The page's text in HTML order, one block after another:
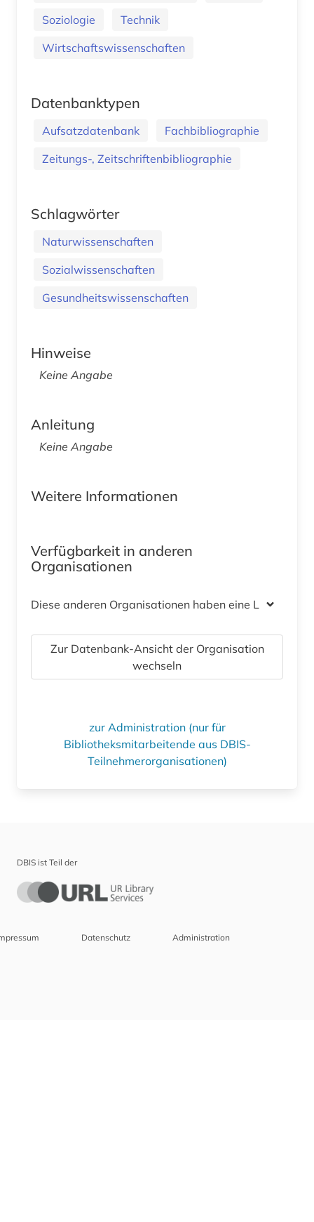
Soziologie
Technik
Wirtschaftswissenschaften
Datenbanktypen
Aufsatzdatenbank
Fachbibliographie
Zeitungs-, Zeitschriftenbibliographie
Schlagwörter
Naturwissenschaften
Sozialwissenschaften
Gesundheitswissenschaften
Hinweise
Keine Angabe
Anleitung
Keine Angabe
Weitere Informationen
Verfügbarkeit in anderen
Organisationen
Diese anderen Organisationen haben eine Lizenz
Zur Datenbank-Ansicht der Organisation
wechseln
zur Administration (nur für
Bibliotheksmitarbeitende aus DBIS-
Teilnehmerorganisationen)
DBIS ist Teil der
Datenschutz Administration